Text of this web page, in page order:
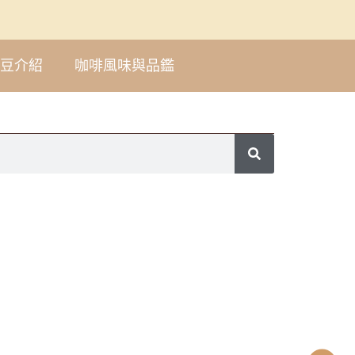
介紹 咖啡風味與品鑑